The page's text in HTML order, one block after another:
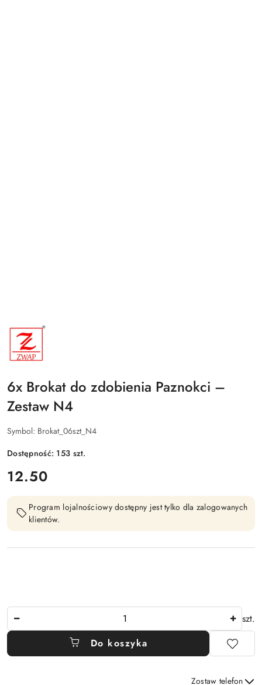
NAZWA
PRODUCENTA:
ZWAP
6x Brokat do zdobienia Paznokci –
Zestaw N4
Symbol: Brokat_06szt_N4
Dostępność: 153 szt.
cena:
12.50
Program lojalnościowy dostępny jest tylko dla zalogowanych
klientów.
szt.
Do koszyka
Zostaw telefon